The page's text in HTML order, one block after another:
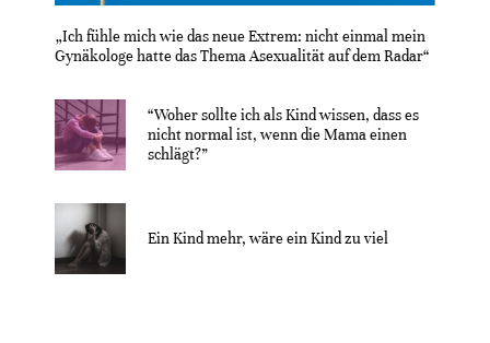
„Ich fühle mich wie das neue Extrem: nicht einmal mein
Gynäkologe hatte das Thema Asexualität auf dem Radar“
“Woher sollte ich als Kind wissen, dass es
nicht normal ist, wenn die Mama einen
schlägt?”
Ein Kind mehr, wäre ein Kind zu viel